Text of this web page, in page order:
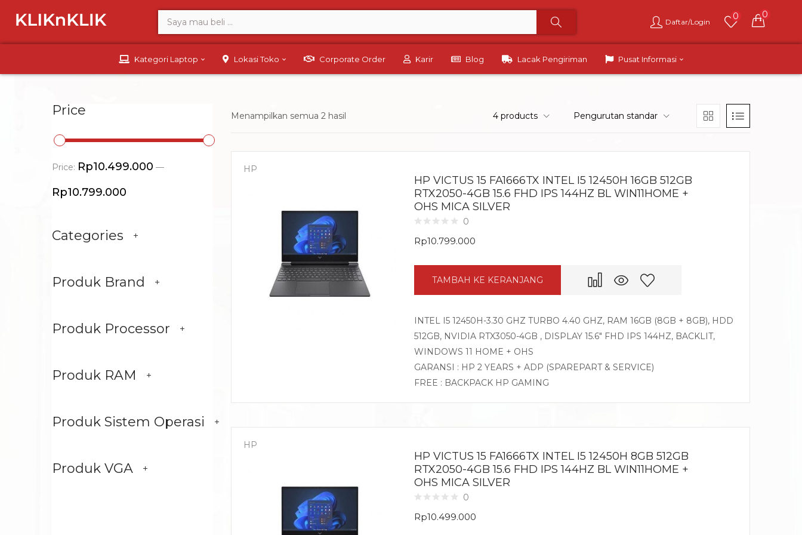
Daftar/Login
0 0
Kategori Laptop Lokasi Toko Corporate Order Karir Blog Lacak Pengiriman Pusat Informasi
Price
Price: Rp10.499.000 —
Rp10.799.000
Categories
Produk Brand
Produk Processor
Produk RAM
Produk Sistem Operasi
Produk VGA
Menampilkan semua 2 hasil 4 products Pengurutan standar
HP
HP VICTUS 15 FA1666TX INTEL I5 12450H 16GB 512GB
RTX2050-4GB 15.6 FHD IPS 144HZ BL WIN11HOME +
OHS MICA SILVER
0
Rp10.799.000
TAMBAH KE KERANJANG
INTEL I5 12450H-3.30 GHZ TURBO 4.40 GHZ, RAM 16GB (8GB + 8GB), HDD
512GB, NVIDIA RTX3050-4GB , DISPLAY 15.6″ FHD IPS 144HZ, BACKLIT,
WINDOWS 11 HOME + OHS
GARANSI : HP 2 YEARS + ADP (SPAREPART & SERVICE)
FREE : BACKPACK HP GAMING
HP
HP VICTUS 15 FA1666TX INTEL I5 12450H 8GB 512GB
RTX2050-4GB 15.6 FHD IPS 144HZ BL WIN11HOME +
OHS MICA SILVER
0
Rp10.499.000